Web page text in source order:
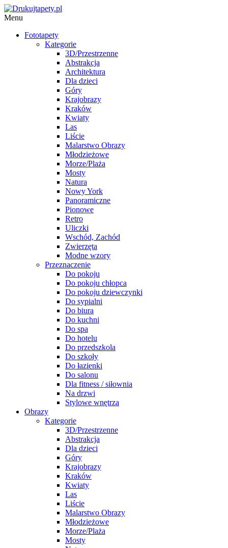
Menu
Fototapety
Kategorie
3D/Przestrzenne
Abstrakcja
Architektura
Dla dzieci
Góry
Krajobrazy
Kraków
Kwiaty
Las
Liście
Malarstwo Obrazy
Młodzieżowe
Morze/Plaża
Mosty
Natura
Nowy York
Panoramiczne
Pionowe
Retro
Uliczki
Wschód, Zachód
Zwierzęta
Modne wzory
Przeznaczenie
Do pokoju
Do pokoju chłopca
Do pokoju dziewczynki
Do sypialni
Do biura
Do kuchni
Do spa
Do hotelu
Do przedszkola
Do szkoły
Do łazienki
Do salonu
Dla fitness / siłownia
Na drzwi
Stylowe wnętrza
Obrazy
Kategorie
3D/Przestrzenne
Abstrakcja
Dla dzieci
Góry
Krajobrazy
Kraków
Kwiaty
Las
Liście
Malarstwo Obrazy
Młodzieżowe
Morze/Plaża
Mosty